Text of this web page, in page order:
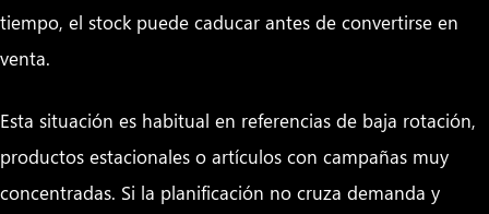
tiempo, el stock puede caducar antes de convertirse en
venta.
Esta situación es habitual en referencias de baja rotación,
productos estacionales o artículos con campañas muy
concentradas. Si la planificación no cruza demanda y